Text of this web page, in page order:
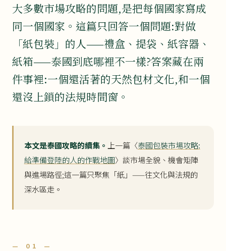
大多數市場攻略的問題,是把每個國家寫成
同一個國家。這篇只回答一個問題:對做
「紙包裝」的人——禮盒、提袋、紙容器、
紙箱——泰國到底哪裡不一樣?答案藏在兩
件事裡:一個還活著的天然包材文化,和一個
還沒上鎖的法規時間窗。
本文是泰國攻略的續集。 上一篇〈泰國包裝市場攻略:
給準備登陸的人的作戰地圖〉談市場全貌、機會矩陣
與進場路徑;這一篇只聚焦「紙」——往文化與法規的
深水區走。
— 01 —